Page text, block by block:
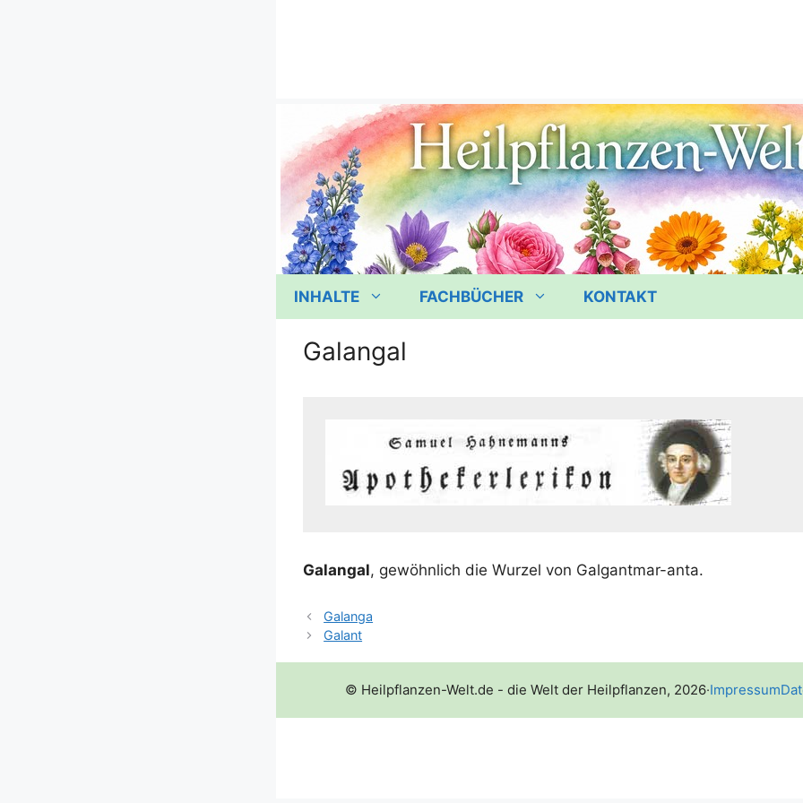
INHALTE FACHBÜCHER KONTAKT
Galangal
Galangal, gewöhn­lich die Wur­zel von Galgantmar-anta.
Galanga
Galant
© Heilpflanzen-Welt.de - die Welt der Heilpflanzen, 2026·Impressum